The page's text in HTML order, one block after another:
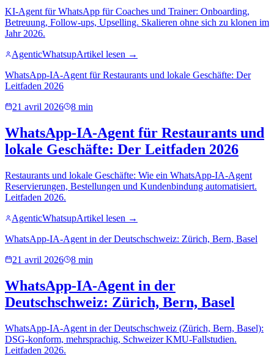
KI-Agent für WhatsApp für Coaches und Trainer: Onboarding,
Betreuung, Follow-ups, Upselling. Skalieren ohne sich zu klonen im
Jahr 2026.
AgenticWhatsupArtikel lesen →
WhatsApp-IA-Agent für Restaurants und lokale Geschäfte: Der
Leitfaden 2026
21 avril 2026
8 min
WhatsApp-IA-Agent für Restaurants und
lokale Geschäfte: Der Leitfaden 2026
Restaurants und lokale Geschäfte: Wie ein WhatsApp-IA-Agent
Reservierungen, Bestellungen und Kundenbindung automatisiert.
Leitfaden 2026.
AgenticWhatsupArtikel lesen →
WhatsApp-IA-Agent in der Deutschschweiz: Zürich, Bern, Basel
21 avril 2026
8 min
WhatsApp-IA-Agent in der
Deutschschweiz: Zürich, Bern, Basel
WhatsApp-IA-Agent in der Deutschschweiz (Zürich, Bern, Basel):
DSG-konform, mehrsprachig, Schweizer KMU-Fallstudien.
Leitfaden 2026.